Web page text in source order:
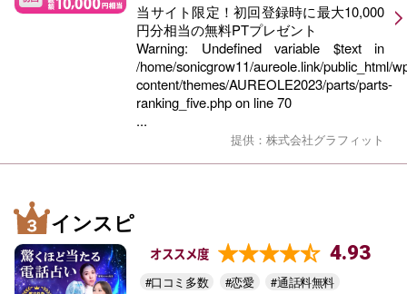
当サイト限定！初回登録時に最大10,000
円分相当の無料PTプレゼント
Warning: Undefined variable $text in
/home/sonicgrow11/aureole.link/public_html/
content/themes/AUREOLE2023/parts/parts-
ranking_five.phpon line70
...
提供：株式会社グラフィット
インスピ
オススメ度 4.93
#口コミ多数 #恋愛 #通話料無料